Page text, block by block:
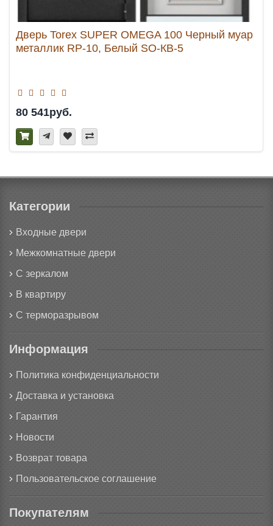
Дверь Torex SUPER OMEGA 100 Черный муар
металлик RP-10, Белый SO-КВ-5
80 541руб.
Категории
Входные двери
Межкомнатные двери
С зеркалом
В квартиру
С терморазрывом
Информация
Политика конфиденциальности
Доставка и установка
Гарантия
Новости
Возврат товара
Пользовательское соглашение
Покупателям